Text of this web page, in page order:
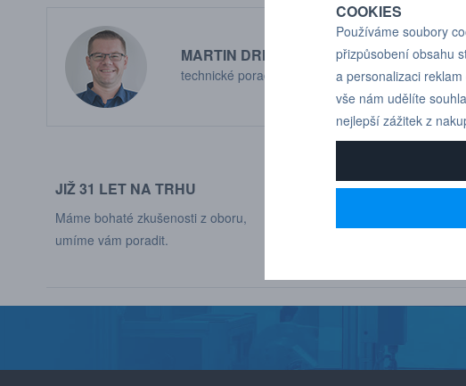
MARTIN DRHOLEC
technické poradenství
Pro
nebo
JIŽ 31 LET NA TRHU
Máme bohaté zkušenosti z oboru,
umíme vám poradit.
DODÁVÁME DO 600+
COOKIES
Používáme soubory
přizpůsobení obsahu
a personalizaci reklam
vše nám udělíte
nejlepší zážitek z